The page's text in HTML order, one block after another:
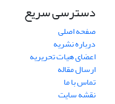
دسترسی سریع
صفحه اصلی
درباره نشریه
اعضای هیات تحریریه
ارسال مقاله
تماس با ما
نقشه سایت